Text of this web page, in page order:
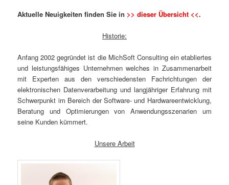
Aktuelle Neuigkeiten finden Sie in >> dieser Übersicht <<.
Historie:
Anfang 2002 gegründet ist die MichSoft Consulting ein etabliertes
und leistungsfähiges Unternehmen welches in Zusammenarbeit
mit Experten aus den verschiedensten Fachrichtungen der
elektronischen Datenverarbeitung und langjähriger Erfahrung mit
Schwerpunkt im Bereich der Software- und Hardwareentwicklung,
Beratung und Optimierungen von Anwendungsszenarien um
seine Kunden kümmert.
Unsere Arbeit